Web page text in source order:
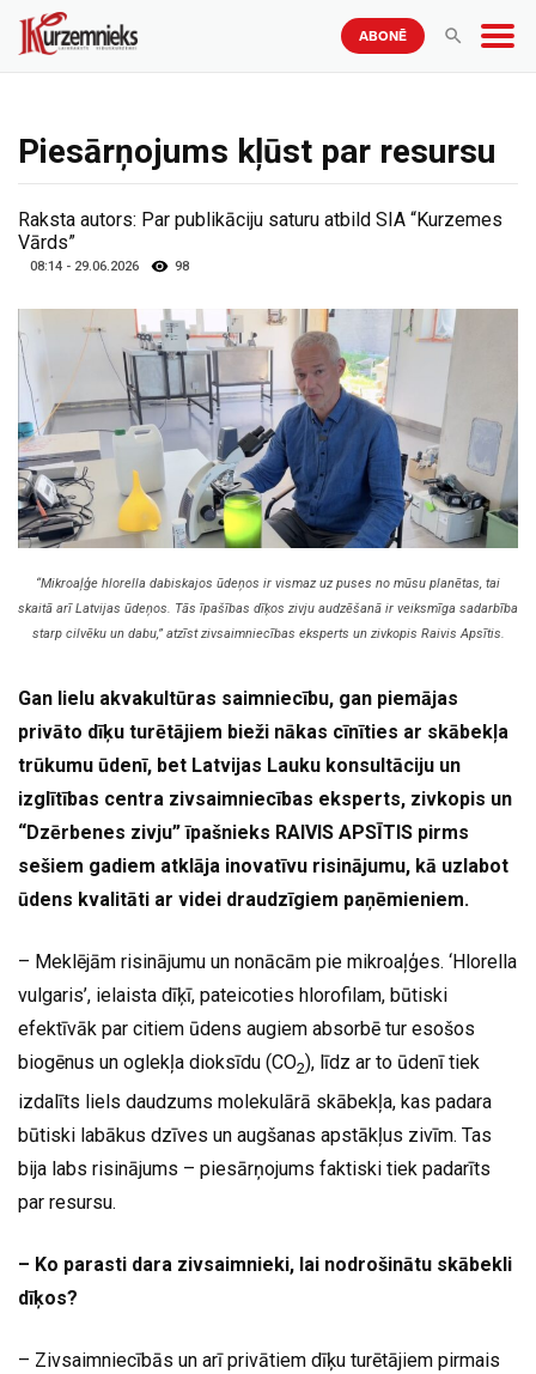
ABONĒ
Piesārņojums kļūst par resursu
Raksta autors: Par publikāciju saturu atbild SIA “Kurzemes
Vārds”
08:14 - 29.06.2026 98
“Mikroaļģe hlorella dabiskajos ūdeņos ir vismaz uz puses no mūsu planētas, tai
skaitā arī Latvijas ūdeņos. Tās īpašības dīķos zivju audzēšanā ir veiksmīga sadarbība
starp cilvēku un dabu,” atzīst zivsaimniecības eksperts un zivkopis Raivis Apsītis.
Gan lielu akvakultūras saimniecību, gan piemājas
privāto dīķu turētājiem bieži nākas cīnīties ar skābekļa
trūkumu ūdenī, bet Latvijas Lauku konsultāciju un
izglītības centra zivsaimniecības eksperts, zivkopis un
“Dzērbenes zivju” īpašnieks RAIVIS APSĪTIS pirms
sešiem gadiem atklāja inovatīvu risinājumu, kā uzlabot
ūdens kvalitāti ar videi draudzīgiem paņēmieniem.
– Meklējām risinājumu un nonācām pie mikroaļģes. ‘Hlorella
vulgaris’, ielaista dīķī, pateicoties hlorofilam, būtiski
efektīvāk par citiem ūdens augiem absorbē tur esošos
biogēnus un oglekļa dioksīdu (CO2), līdz ar to ūdenī tiek
izdalīts liels daudzums molekulārā skābekļa, kas padara
būtiski labākus dzīves un augšanas apstākļus zivīm. Tas
bija labs risinājums – piesārņojums faktiski tiek padarīts
par resursu.
– Ko parasti dara zivsaimnieki, lai nodrošinātu skābekli
dīķos?
– Zivsaimniecībās un arī privātiem dīķu turētājiem pirmais